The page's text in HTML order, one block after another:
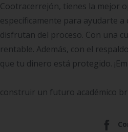
Cootracerrejón, tienes la mejor
específicamente para ayudarte
disfrutan del proceso. Con una
rentable. Además, con el
que tu dinero está protegido.
construir un futuro académico